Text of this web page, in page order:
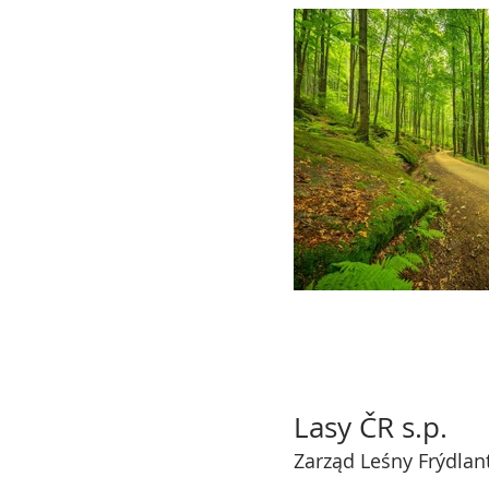
Lasy ČR s.p.
Zarząd Leśny